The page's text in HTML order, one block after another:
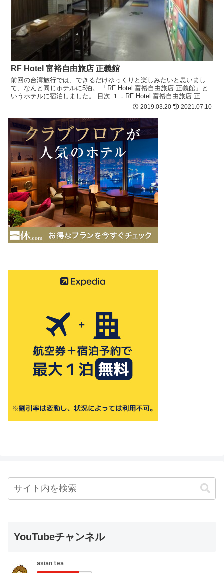
RF Hotel 富裕自由旅店 正義館
前回の台湾旅行では、できるだけゆっくりと楽しみたいと思いまし
て、なんと同じホテルに5泊。 「RF Hotel 富裕自由旅店 正義館」と
いうホテルに宿泊しました。 目次 １．RF Hotel 富裕自由旅店 正義
2019.03.20 2021.07.10
YouTubeチャンネル